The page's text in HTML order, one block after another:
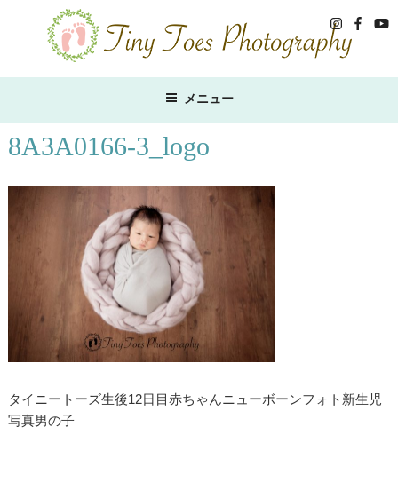
ン
ス
キ
メニュー
8A3A0166-3_logo
タイニートーズ生後12日目赤ちゃんニューボーンフォト新生児
写真男の子